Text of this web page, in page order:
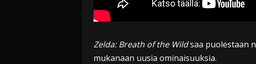
Zelda: Breath of the Wildsaa puolestaan
mukanaan uusia ominaisuuksia.